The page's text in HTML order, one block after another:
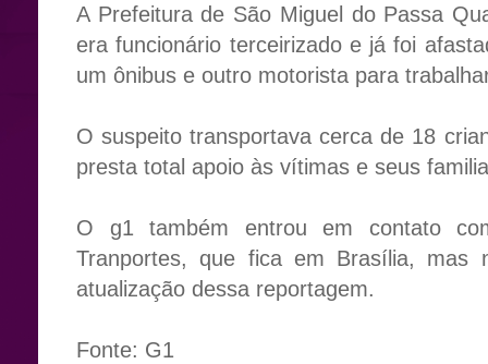
A Prefeitura de São Miguel do Passa
era funcionário terceirizado e já foi
um ônibus e outro motorista para
O suspeito transportava cerca de 18
presta total apoio às vítimas e seus
O g1 também entrou em contato
Tranportes, que fica em Brasília, mas
atualização dessa reportagem.
Fonte: G1